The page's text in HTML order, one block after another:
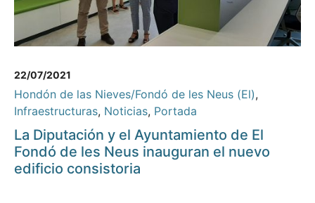
22/07/2021
Hondón de las Nieves/Fondó de les Neus (El),
Infraestructuras, Noticias, Portada
La Diputación y el Ayuntamiento de El
Fondó de les Neus inauguran el nuevo
edificio consistoria